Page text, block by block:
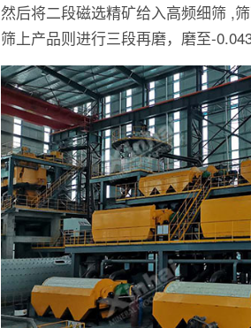
然后将二段磁选精矿给入高频细筛 ,
筛上产品则进行三段再磨，磨至-